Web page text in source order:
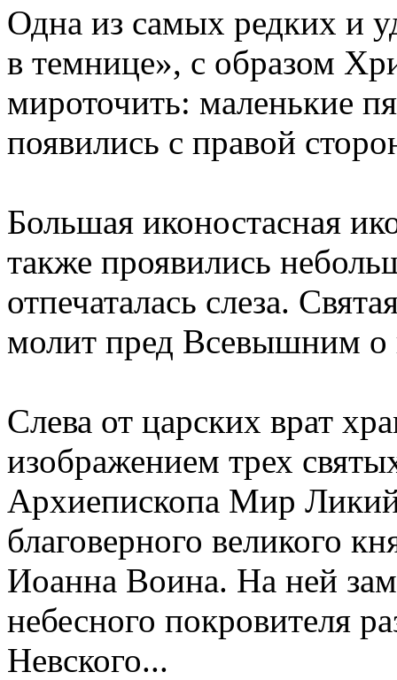
Одна из самых редких и
в темнице», с образом
мироточить: маленькие
появились с правой
Большая иконостасная
также проявились
отпечаталась слеза.
молит пред Всевышним
Слева от царских врат
изображением трех
Архиепископа Мир
благоверного великого
Иоанна Воина. На ней
небесного покровителя
Невского...